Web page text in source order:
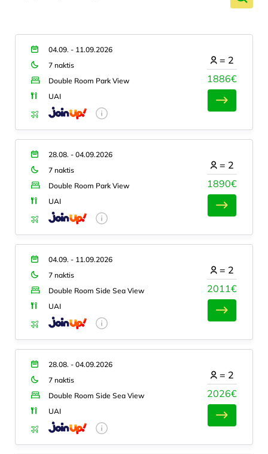
04.09. - 11.09.2026
7 naktis
Double Room Park View
UAI
1886€
= 2
28.08. - 04.09.2026
7 naktis
Double Room Park View
UAI
1890€
= 2
04.09. - 11.09.2026
7 naktis
Double Room Side Sea View
UAI
2011€
= 2
28.08. - 04.09.2026
7 naktis
Double Room Side Sea View
UAI
2026€
= 2